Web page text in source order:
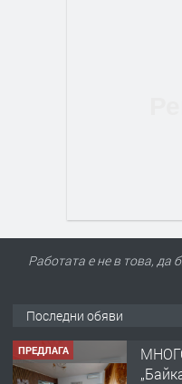
Работата е не в това, да
Последни обяви